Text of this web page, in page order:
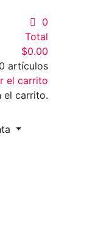
0
Total
$0.00
0 artículos
el carrito
el carrito.